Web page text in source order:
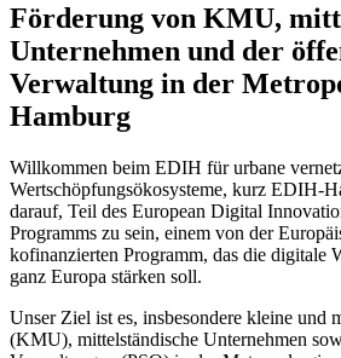
Förderung von KMU,
Unternehmen und der
Verwaltung in der
Hamburg
Willkommen beim EDIH für urbane
Wertschöpfungsökosysteme, kurz EDIH-
darauf, Teil des European Digital
Programms zu sein, einem von der
kofinanzierten Programm, das die digitale
ganz Europa stärken soll.
Unser Ziel ist es, insbesondere kleine und
(KMU), mittelständische Unternehmen